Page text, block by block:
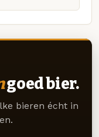
goed bier.
bieren écht in